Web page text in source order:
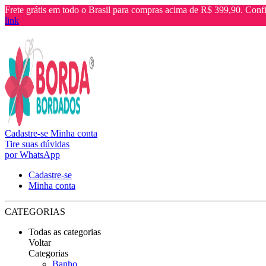
Frete grátis em todo o Brasil para compras acima de R$ 399,90.
link
Cadastre-se Minha conta
Tire suas dúvidas
por WhatsApp
Cadastre-se
Minha conta
CATEGORIAS
Todas as categorias
Voltar
Categorias
Banho